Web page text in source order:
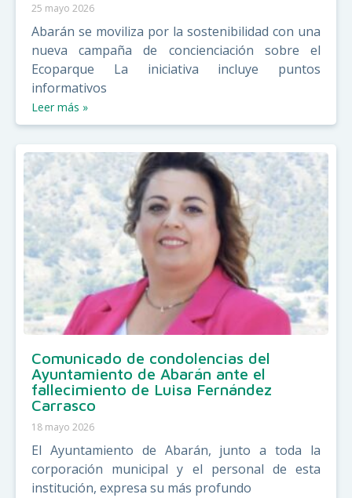
25 mayo 2026
Abarán se moviliza por la sostenibilidad con una
nueva campaña de concienciación sobre el
Ecoparque La iniciativa incluye puntos
informativos
Leer más »
Comunicado de condolencias del
Ayuntamiento de Abarán ante el
fallecimiento de Luisa Fernández
Carrasco
18 mayo 2026
El Ayuntamiento de Abarán, junto a toda la
corporación municipal y el personal de esta
institución, expresa su más profundo